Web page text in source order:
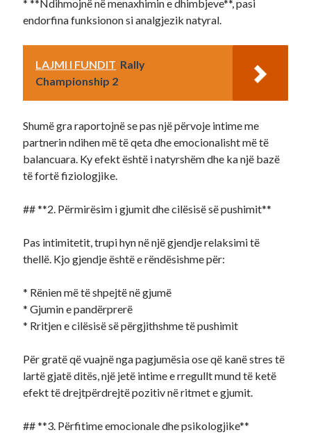
* **Ndihmojnë në menaxhimin e dhimbjeve**, pasi
endorfina funksionon si analgjezik natyral.
LAJMI I FUNDIT Rally
Championship 2
Shumë gra raportojnë se pas një përvoje intime me
partnerin ndihen më të qeta dhe emocionalisht më të
balancuara. Ky efekt është i natyrshëm dhe ka një bazë
të fortë fiziologjike.
## **2. Përmirësim i gjumit dhe cilësisë së pushimit**
Pas intimitetit, trupi hyn në një gjendje relaksimi të
thellë. Kjo gjendje është e rëndësishme për:
* Rënien më të shpejtë në gjumë
* Gjumin e pandërprerë
* Rritjen e cilësisë së përgjithshme të pushimit
Për gratë që vuajnë nga pagjumësia ose që kanë stres të
lartë gjatë ditës, një jetë intime e rregullt mund të ketë
efekt të drejtpërdrejtë pozitiv në ritmet e gjumit.
## **3. Përfitime emocionale dhe psikologjike**